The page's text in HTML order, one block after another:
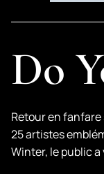
Do
Retour en
25 artistes
Winter, le public